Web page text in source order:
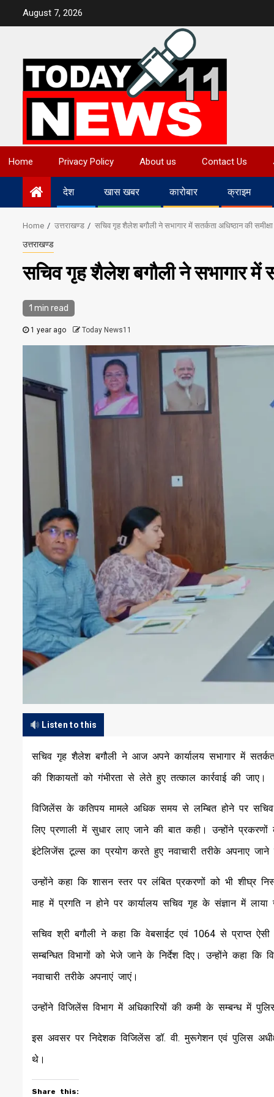
August 7, 2026
Home Privacy Policy About us Contact Us
देश खास खबर कारोबार क्राइम
Home उत्तराखण्ड सचिव गृह शैलेश बगौली ने सभागार में सतर्कता अधिष्ठान की
उत्तराखण्ड
सचिव गृह शैलेश बगौली ने सभागार में
1 min read
1 year ago Today News11
Listen to this
सचिव गृह शैलेश बगौली ने आज अपने कार्यालय सभागार में
की शिकायतों को गंभीरता से लेते हुए तत्काल कार्रवाई की जाए।
विजिलेंस के कतिपय मामले अधिक समय से लम्बित होने पर
लिए प्रणाली में सुधार लाए जाने की बात कही। उन्होंने
इंटेलिजेंस टूल्स का प्रयोग करते हुए नवाचारी तरीके अपनाए जाने
उन्होंने कहा कि शासन स्तर पर लंबित प्रकरणों को भी शीघ्र
माह में प्रगति न होने पर कार्यालय सचिव गृह के संज्ञान में लाया
सचिव श्री बगौली ने कहा कि वेबसाईट एवं 1064 से प्राप्त
सम्बन्धित विभागों को भेजे जाने के निर्देश दिए। उन्होंने कहा
नवाचारी तरीके अपनाएं जाएं।
उन्होंने विजिलेंस विभाग में अधिकारियों की कमी के सम्बन्ध में
इस अवसर पर निदेशक विजिलेंस डॉ. वी. मुरूगेशन एवं पुलिस
थे।
Share this: